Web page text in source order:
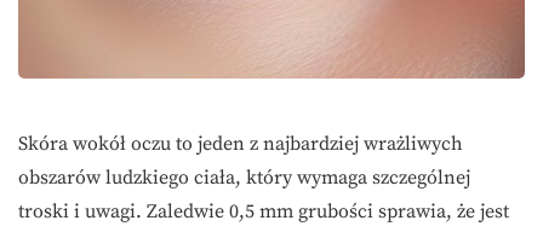
Skóra wokół oczu to jeden z najbardziej wrażliwych
obszarów ludzkiego ciała, który wymaga szczególnej
troski i uwagi. Zaledwie 0,5 mm grubości sprawia, że jest